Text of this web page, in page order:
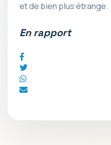
et de bien plus étrange.
En rapport